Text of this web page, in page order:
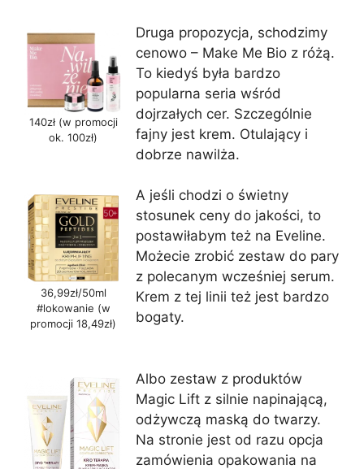
140zł (w promocji
ok. 100zł)
Druga propozycja, schodzimy
cenowo – Make Me Bio z różą.
To kiedyś była bardzo
popularna seria wśród
dojrzałych cer. Szczególnie
fajny jest krem. Otulający i
dobrze nawilża.
36,99zł/50ml
#lokowanie (w
promocji 18,49zł)
A jeśli chodzi o świetny
stosunek ceny do jakości, to
postawiłabym też na Eveline.
Możecie zrobić zestaw do pary
z polecanym wcześniej serum.
Krem z tej linii też jest bardzo
bogaty.
Albo zestaw z produktów
Magic Lift z silnie napinającą,
odżywczą maską do twarzy.
Na stronie jest od razu opcja
zamówienia opakowania na